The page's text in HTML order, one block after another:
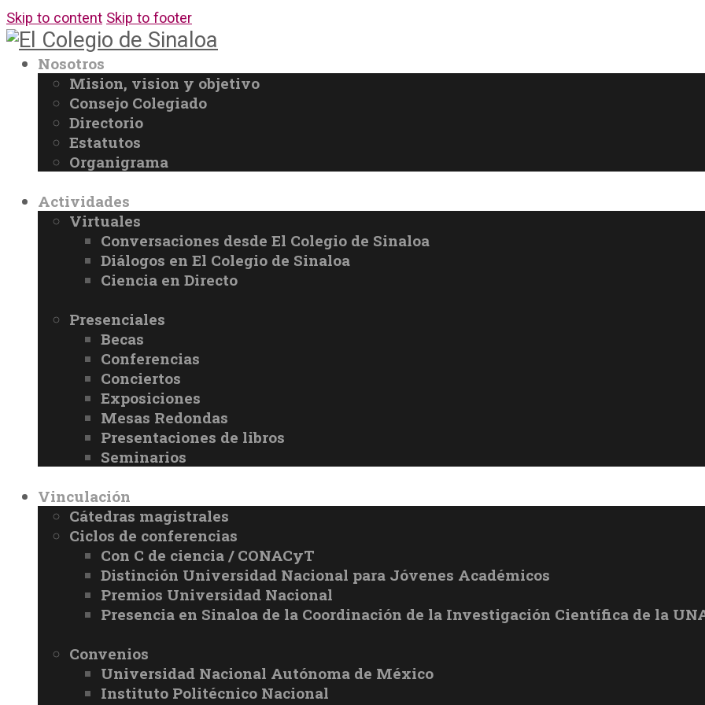
Skip to content Skip to footer
Nosotros
Mision, vision y objetivo
Consejo Colegiado
Directorio
Estatutos
Organigrama
Actividades
Virtuales
Conversaciones desde El Colegio de Sinaloa
Diálogos en El Colegio de Sinaloa
Ciencia en Directo
Presenciales
Becas
Conferencias
Conciertos
Exposiciones
Mesas Redondas
Presentaciones de libros
Seminarios
Vinculación
Cátedras magistrales
Ciclos de conferencias
Con C de ciencia / CONACyT
Distinción Universidad Nacional para Jóvenes Académicos
Premios Universidad Nacional
Presencia en Sinaloa de la Coordinación de la Investigación Científica de la
Convenios
Universidad Nacional Autónoma de México
Instituto Politécnico Nacional